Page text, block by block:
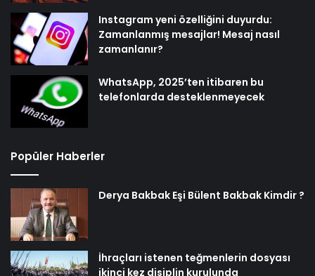
Instagram yeni özelliğini duyurdu:
Zamanlanmış mesajlar! Mesaj nasıl
zamanlanır?
WhatsApp, 2025’ten itibaren bu
telefonlarda desteklenmeyecek
Popüler Haberler
Derya Bakbak Eşi Bülent Bakbak Kimdir ?
İhraçları istenen teğmenlerin dosyası
ikinci kez disiplin kurulunda